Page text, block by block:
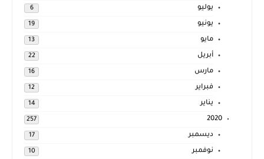
يوليو 6
يونيو 19
مايو 13
أبريل 22
مارس 16
فبراير 12
يناير 14
2020
257
ديسمبر 17
نوفمبر 10